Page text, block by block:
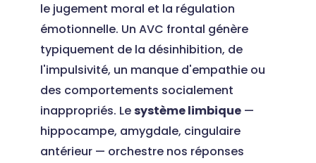
le jugement moral et la régulation
émotionnelle. Un AVC frontal génère
typiquement de la désinhibition, de
l'impulsivité, un manque d'empathie ou
des comportements socialement
inappropriés. Lesystème limbique—
hippocampe, amygdale, cingulaire
antérieur — orchestre nos réponses